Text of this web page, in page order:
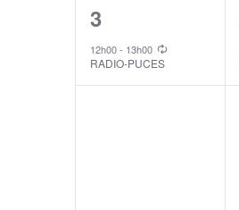
1
event,
3
12h00- 13h00
RADIO-PUCES